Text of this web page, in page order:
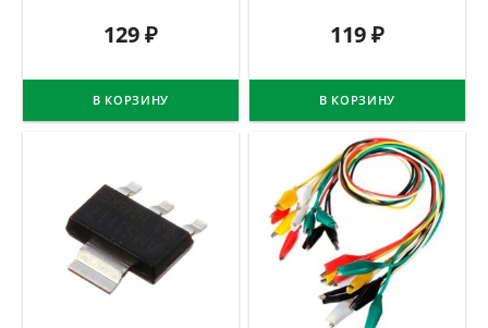
129₽
В КОРЗИНУ
119₽
В КОРЗИНУ